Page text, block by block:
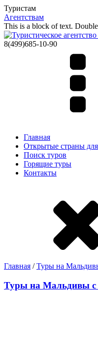
Туристам
Агентствам
This is a block of text.
8(499)685-10-90
Главная
Открытые страны
Поиск туров
Горящие туры
Контакты
Главная /Туры на
Туры на Мальдивы с